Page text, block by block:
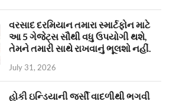
વરસાદ દરમિયાન તમારા સ્માર્ટફોન માટે
આ 5 ગેજેટ્સ સૌથી વધુ ઉપયોગી થશે,
તેમને તમારી સાથે રાખવાનું ભૂલશો નહીં.
July 31, 2026
હોકી ઇન્ડિયાની જર્સી વાદળીથી ભગવી